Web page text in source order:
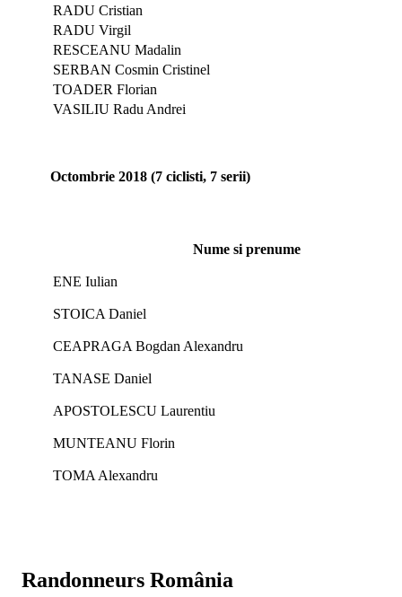
RADU Cristian
RADU Virgil
RESCEANU Madalin
SERBAN Cosmin Cristinel
TOADER Florian
VASILIU Radu Andrei
Octombrie 2018 (7 ciclisti, 7 serii)
Nume si prenume
ENE Iulian
STOICA Daniel
CEAPRAGA Bogdan Alexandru
TANASE Daniel
APOSTOLESCU Laurentiu
MUNTEANU Florin
TOMA Alexandru
Randonneurs România